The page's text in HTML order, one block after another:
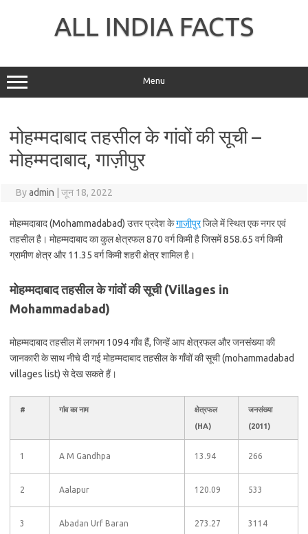
ALL INDIA FACTS
Menu
मोहम्मदाबाद तहसील के गांवों की सूची –
मोहम्मदाबाद, गाज़ीपुर
Byadmin जून 18, 2022
मोहम्मदाबाद (Mohammadabad) उत्तर प्रदेश केगाज़ीपुरजिले में स्थित एक नगर एवं
तहसील है। मोहम्मदाबाद का कुल क्षेत्रफल 870 वर्ग किमी है जिसमें 858.65 वर्ग किमी
ग्रामीण क्षेत्र और 11.35 वर्ग किमी शहरी क्षेत्र शामिल है।
मोहम्मदाबाद तहसील के गांवों की सूची (Villages in
Mohammadabad)
मोहम्मदाबाद तहसील में लगभग 1094 गाँव हैं, जिन्हें आप क्षेत्रफल और जनसंख्या की
जानकारी के साथ नीचे दी गई मोहम्मदाबाद तहसील के गाँवों की सूची (mohammadabad
villages list) से देख सकते हैं।
# गांव का नाम
क्षेत्रफल
(HA)
जनसंख्या
(2011)
1 A M Gandhpa 13.94 266
2 Aalapur 120.09 533
3 Abadan Urf Baran 273.27 3114